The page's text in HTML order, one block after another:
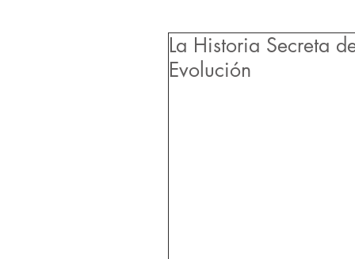
La Historia Secreta
Evolución